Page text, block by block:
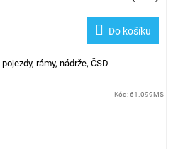
Do košíku
rámy, nádrže, ČSD
Kód:61.099MS